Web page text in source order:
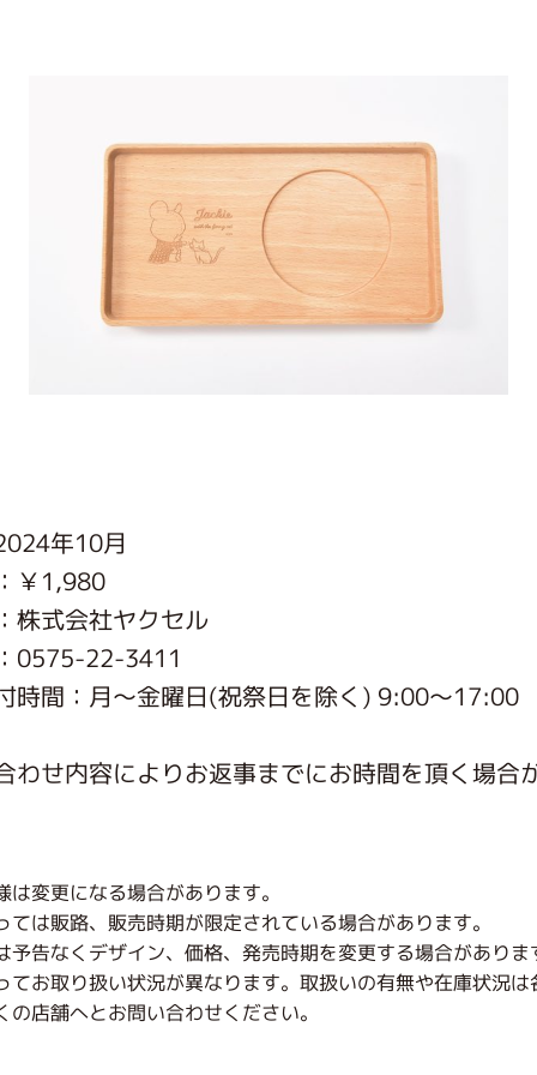
年10月
￥1,980
株式会社ヤクセル
0575-22-3411
時間：月〜金曜日(祝祭日を除く) 9:00～17:00
せ内容によりお返事までにお時間を頂く場合
変更になる場合があります。
は販路、販売時期が限定されている場合があります。
告なくデザイン、価格、発売時期を変更する場合がありま
お取り扱い状況が異なります。取扱いの有無や在庫状況は
の店舗へとお問い合わせください。
カル・コンサート
みコンテンツ(クイズ・AR・診断・占
っこう しょくいんしつ
っこう 家庭科部